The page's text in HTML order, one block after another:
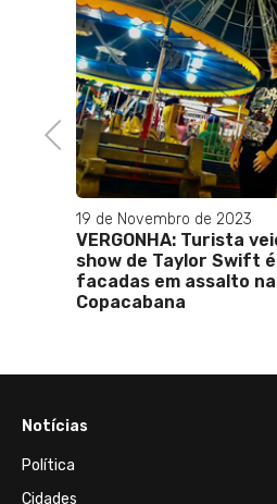
Previous
19 de Novembro de 2023
VERGONHA: Turista
show de Taylor Swift
facadas em assalto
Copacabana
Notícias
Política
Cidades